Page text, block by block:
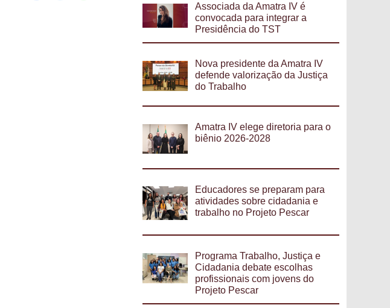
Associada da Amatra IV é
convocada para integrar a
Presidência do TST
Nova presidente da Amatra IV
defende valorização da Justiça
do Trabalho
Amatra IV elege diretoria para o
biênio 2026-2028
Educadores se preparam para
atividades sobre cidadania e
trabalho no Projeto Pescar
Programa Trabalho, Justiça e
Cidadania debate escolhas
profissionais com jovens do
Projeto Pescar